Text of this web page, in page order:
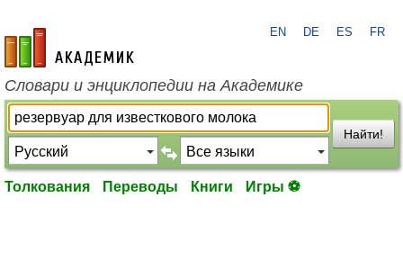
academic.ru
EN DE ES FR
Словари и энциклопедии на Академике
Найти!
Толкования Переводы Книги Игры ⚽